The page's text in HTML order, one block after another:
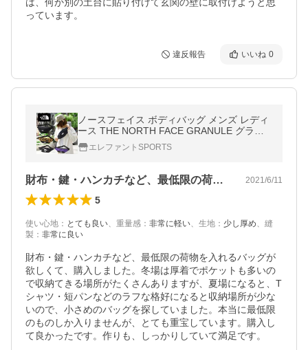
っています。
違反報告 いいね 0
ノースフェイス ボディバッグ メンズ レディ
ース THE NORTH FACE GRANULE グラニ
ュール 1L NM72305 ヒョウ柄 ブラック 黒
ウエストバッグ
エレファントSPORTS
財布・鍵・ハンカチなど、最低限の荷物を… 2021/6/11
5
使い心地 ： とても良い、 重量感 ： 非常に軽い、 生地 ： 少し厚め、 縫
製 ： 非常に良い
財布・鍵・ハンカチなど、最低限の荷物を入れるバッグが
欲しくて、購入しました。冬場は厚着でポケットも多いの
で収納てきる場所がたくさんありますが、夏場になると、T
シャツ・短パンなどのラフな格好になると収納場所が少な
いので、小さめのバッグを探していました。本当に最低限
のものしか入りませんが、とても重宝しています。購入し
て良かったです。作りも、しっかりしていて満足です。